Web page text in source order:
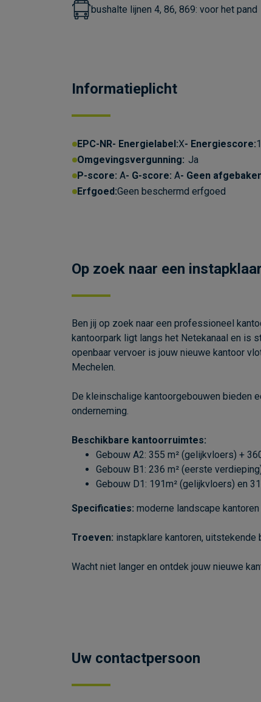
bushalte lijnen 4, 86, 869: voor het pand
Informatieplicht
EPC-NR Energielabel:X Energiescore:
Omgevingsvergunning: Ja
P-score: A G-score: A Geen
Erfgoed:Geen beschermd erfgoed
Op zoek naar een
Ben jij op zoek naar een professioneel
kantoorpark ligt langs het Netekanaal en is
openbaar vervoer is jouw nieuwe kantoor
Mechelen.
De kleinschalige kantoorgebouwen bieden
onderneming.
Beschikbare kantoorruimtes:
Gebouw A2: 355 m² (gelijkvloers) +
Gebouw B1: 236 m² (eerste
Gebouw D1: 191m² (gelijkvloers) en
Specificaties: moderne landscape
Troeven: instapklare kantoren, uitstekende
Wacht niet langer en ontdek jouw nieuwe
Uw contactpersoon